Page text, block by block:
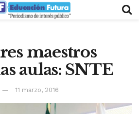
maestros
aulas: SNTE
11 marzo, 2016